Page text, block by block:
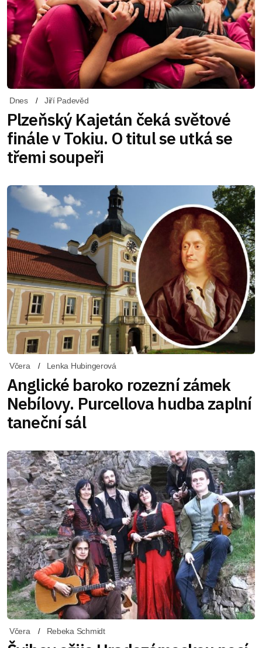
Dnes Jiří Padevěd
Plzeňský Kajetán čeká světové
finále v Tokiu. O titul se utká se
třemi soupeři
Včera Lenka Hubingerová
Anglické baroko rozezní zámek
Nebílovy. Purcellova hudba zaplní
taneční sál
Včera Rebeka Schmidt